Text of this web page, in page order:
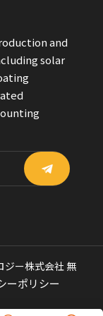
and
solar
ジー株式会社 無
ーポリシー